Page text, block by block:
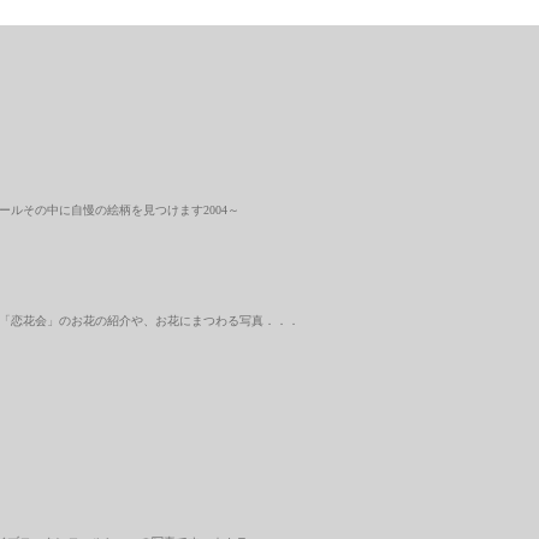
ルその中に自慢の絵柄を見つけます2004～
恋花会」のお花の紹介や、お花にまつわる写真．．．